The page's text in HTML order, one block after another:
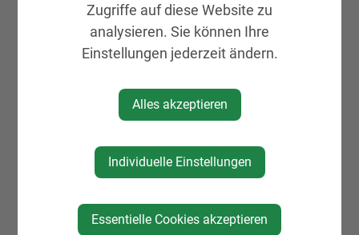
Leben & Wohnen
Natur, Sport & Erholung
Gemeinde, Geschichte, Gebiete
Zugriffe auf diese Website zu
analysieren. Sie können Ihre
Einstellungen jederzeit ändern.
Alles akzeptieren
Individuelle Einstellungen
Essentielle Cookies akzeptieren